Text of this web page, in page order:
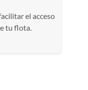
el acceso
tu flota.